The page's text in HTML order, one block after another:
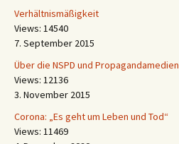
Verhältnismäßigkeit
Views: 14540
7. September 2015
Über die NSPD und Propagandamedien
Views: 12136
3. November 2015
Corona: „Es geht um Leben und Tod“
Views: 11469